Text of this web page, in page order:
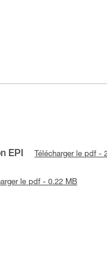
EPI Télécharger le pdf -
le pdf - 0.22 MB